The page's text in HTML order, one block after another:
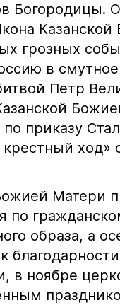
Богородицы.
грозных
в
Петр
приказу
ход»
Матери
по
образа, а
в ноябре